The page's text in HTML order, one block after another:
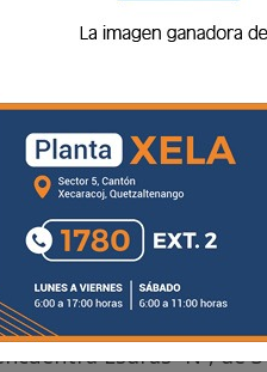
a la justicia.
de Tarea SAFE de la
a cuatro
distintos juzgados
y violencia contra la
en las oficinas del
Aérea
Esdras “N”, de